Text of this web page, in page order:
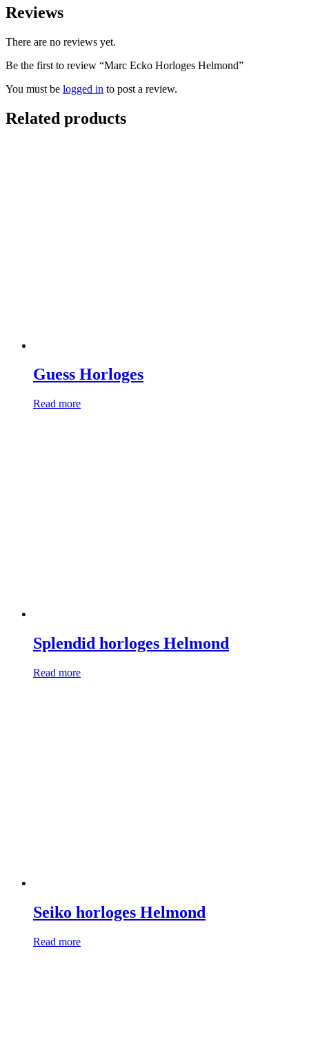
Reviews
There are no reviews yet.
Be the first to review “Marc Ecko Horloges Helmond”
You must be logged in to post a review.
Related products
Guess Horloges
Read more
Splendid horloges Helmond
Read more
Seiko horloges Helmond
Read more